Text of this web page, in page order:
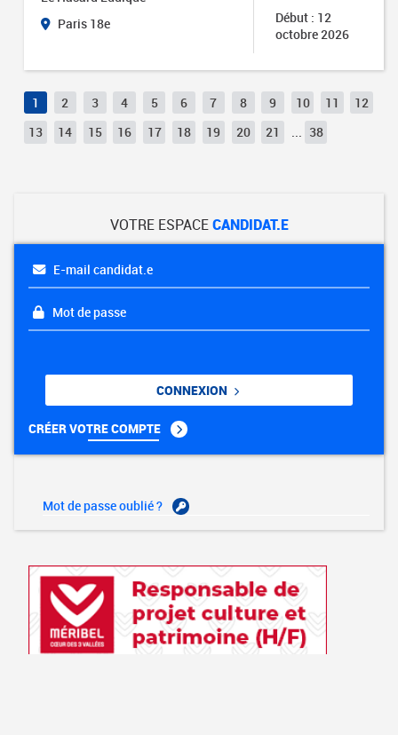
Paris 18e
Début : 12
octobre 2026
1 2 3 4 5 6 7 8 9 10 11
12
13
14 15 16 17 18 19 20 21 ... 38
VOTRE ESPACECANDIDAT.E
E-mail candidat.e
Mot de passe
CONNEXION
CRÉER VOTRE COMPTE
Mot de passe oublié ?